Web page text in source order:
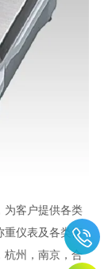
为客户提供各类
重仪表及各类衡
杭州，南京，合